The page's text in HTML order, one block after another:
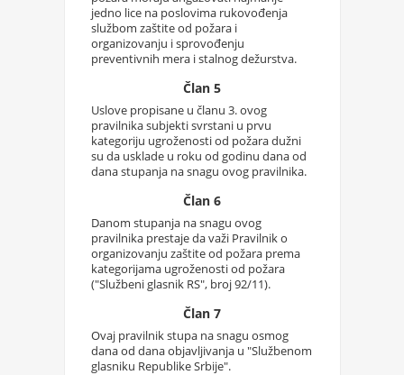
jedno lice na poslovima rukovođenja
službom zaštite od požara i
organizovanju i sprovođenju
preventivnih mera i stalnog dežurstva.
Član 5
Uslove propisane u članu 3. ovog
pravilnika subjekti svrstani u prvu
kategoriju ugroženosti od požara dužni
su da usklade u roku od godinu dana od
dana stupanja na snagu ovog pravilnika.
Član 6
Danom stupanja na snagu ovog
pravilnika prestaje da važi Pravilnik o
organizovanju zaštite od požara prema
kategorijama ugroženosti od požara
("Službeni glasnik RS", broj 92/11).
Član 7
Ovaj pravilnik stupa na snagu osmog
dana od dana objavljivanja u "Službenom
glasniku Republike Srbije".